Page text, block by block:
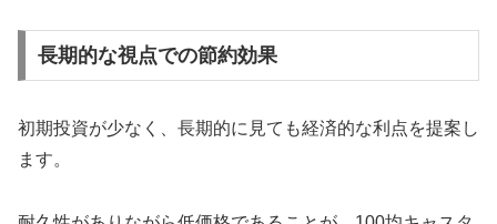
長期的な視点での節約効果
初期投資が少なく、長期的に見ても経済的な利点を提案し
ます。